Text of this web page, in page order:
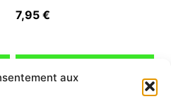
aux
7,95 €